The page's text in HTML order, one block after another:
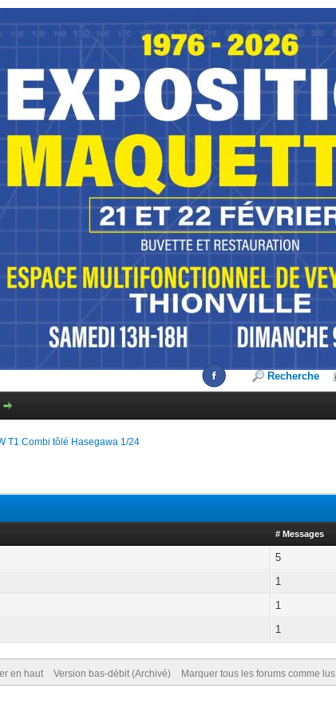
Recherche
T1 Combi tôlé Hasegawa 1/24
# Messages
5
1
1
1
en haut Version bas-débit (Archivé) Marquer tous les forums comme lus